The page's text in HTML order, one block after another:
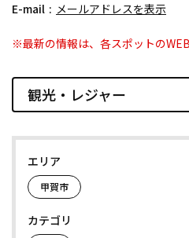
E-mail
メールアドレスを表示
※最新の情報は、各スポットの
観光・レジャー
エリア
甲賀市
カテゴリ